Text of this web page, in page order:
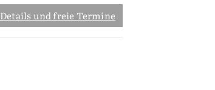
Details und freie Termine